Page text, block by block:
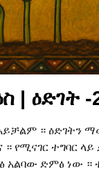
| ዕድገት -
። ዕድገትን
። የሚናገር ተግባር
አልባው ድምፅ ነው ።